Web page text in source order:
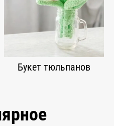
Букет тюльпанов